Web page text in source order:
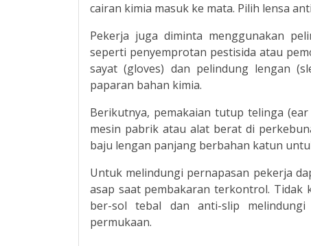
cairan kimia masuk ke mata. Pilih lensa
Pekerja juga diminta menggunakan
seperti penyemprotan pestisida atau
sayat (gloves) dan pelindung lengan
paparan bahan kimia.
Berikutnya, pemakaian tutup telinga
mesin pabrik atau alat berat di
baju lengan panjang berbahan katun
Untuk melindungi pernapasan pekerja
asap saat pembakaran terkontrol. Tidak
ber-sol tebal dan anti-slip
permukaan.